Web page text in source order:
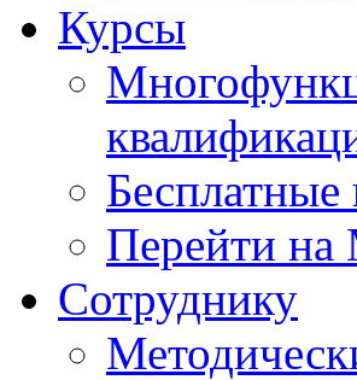
Курсы
Бесплатные
Перейти на
Сотруднику